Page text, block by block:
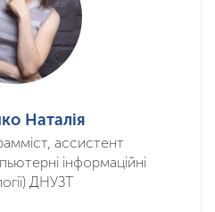
Наталія
ассистент
інформаційні
ДНУЗТ